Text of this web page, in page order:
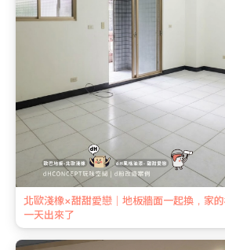
北歐淺橡×甜甜愛戀｜地板牆面一起換，家
一天出來了